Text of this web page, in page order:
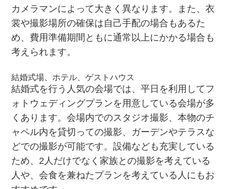
カメラマンによって大きく異なります。また、衣
裳や撮影場所の確保は自己手配の場合もあるた
め、費用準備期間ともに通常以上にかかる場合も
考えられます。
結婚式場、ホテル、ゲストハウス
結婚式を行う人気の会場では、平日を利用してフ
ォトウェディングプランを用意している会場が多
くあります。会場内でのスタジオ撮影、本物のチ
ャペル内を貸切っての撮影、ガーデンやテラスな
どでの撮影が可能です。設備なども充実している
ため、2人だけでなく家族との撮影を考えている
人や、会食を兼ねたプランを考えている人にもお